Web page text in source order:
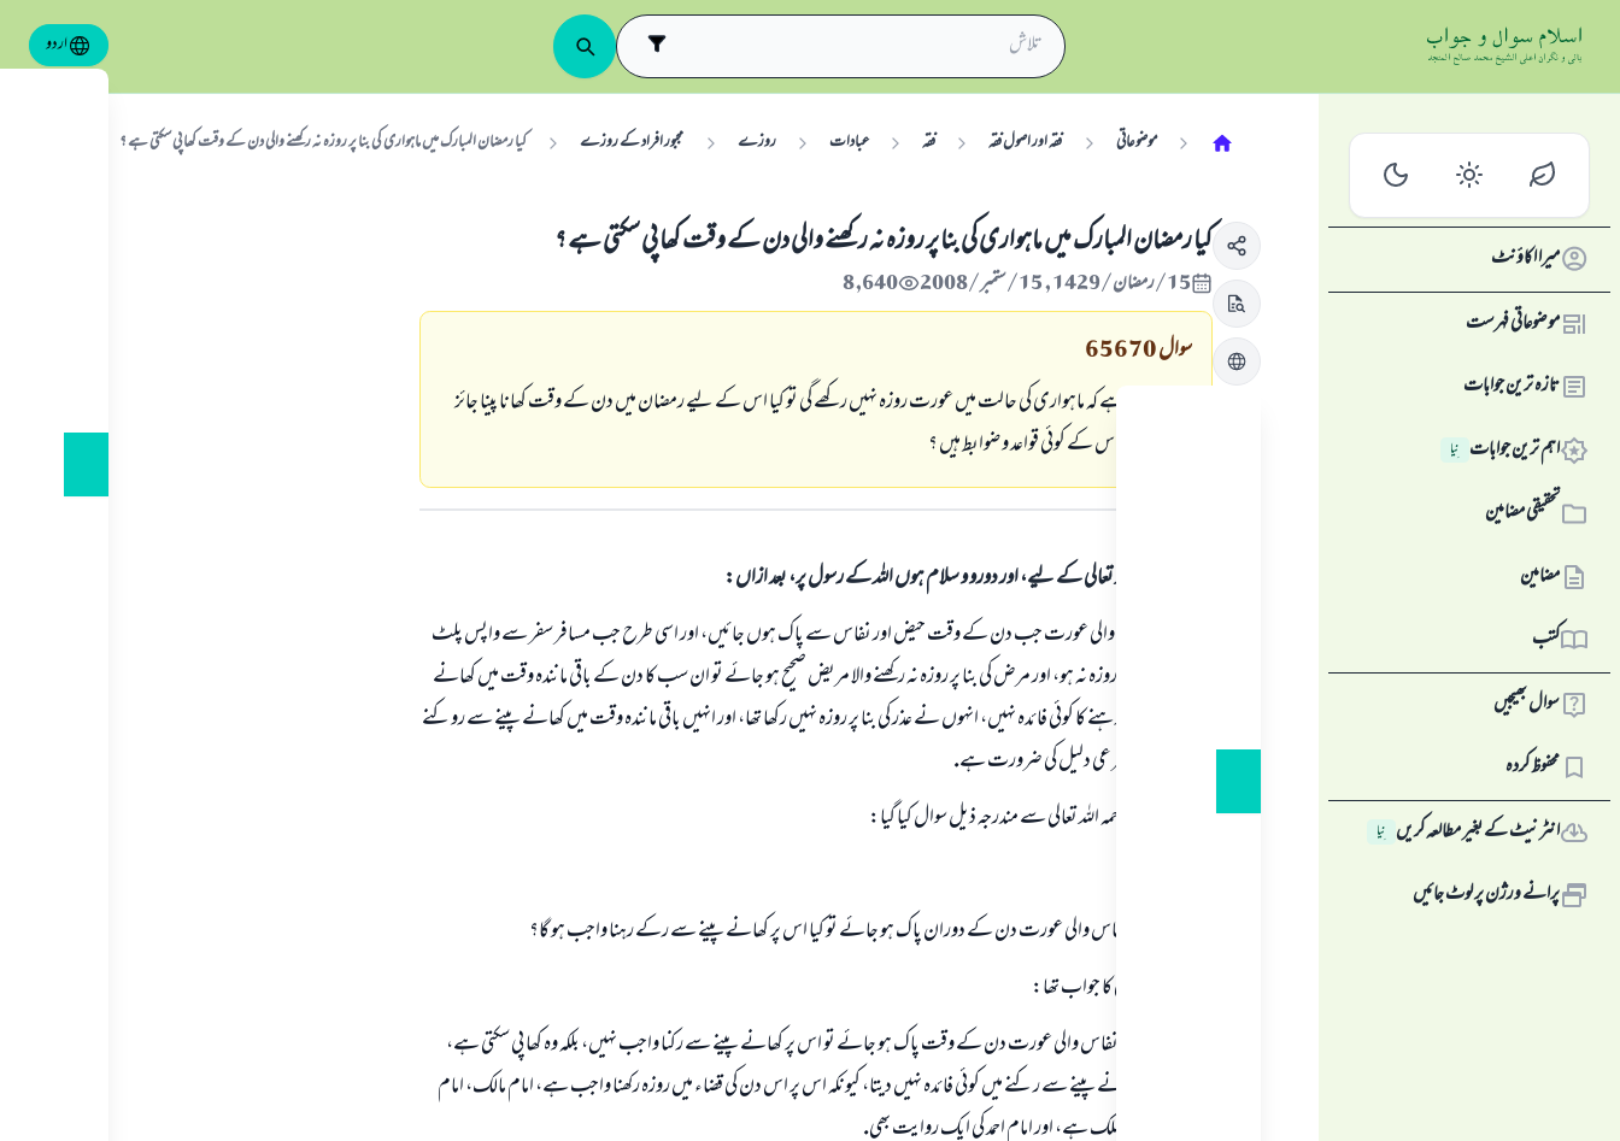
اردو
میرا اکاؤنٹ
موضوعاتی فہرست
تازہ ترین جوابات
اہم ترین جوابات نِیا
تحقیقی مضامین
مضامین
کتب
سوال بھیجیں
محفوظ کردہ
انٹرنیٹ کے بغیر مطالعہ کریں نِیا
پرانے ورژن پر لوٹ جائیں
موضوعاتی فقہ اور اصول فقہ فقہ عبادات روزے مجبور افراد کے روزے كيا رمضان المبارك ميں ماہوارى كى بنا پر روزہ نہ ركھنے والى دن كے وقت كھا پى سكتى ہے ؟
كيا رمضان المبارك ميں ماہوارى كى بنا پر روزہ نہ ركھنے والى دن كے وقت كھا پى سكتى ہے ؟
15/رمضان/1429 , 15/ستمبر/2008 8,640
سوال65670
يہ تو معلوم ہے كہ ماہوارى كى حالت ميں عورت روزہ نہيں ركھے گى تو كيا اس كے ليے رمضان ميں دن كے وقت كھانا پينا جائز
ہے، اور كيا اس كے كوئى قواعد و ضوابط ہيں ؟
ہمہ قسم کی حمد اللہ تعالی کے لیے، اور دورو و سلام ہوں اللہ کے رسول پر، بعد ازاں:
حائضہ اور نفاس والى عورت جب دن كے وقت حيض اور نفاس سے پاك ہوں جائيں، اور اسى طرح جب مسافر سفر سے واپس پلٹ
آئے اور اس كا روزہ نہ ہو، اور مرض كى بنا پر روزہ نہ ركھنے والا مريض صحيح ہو جائے تو ان سب كا دن كے باقى مانندہ وقت ميں كھانے
پينے سے ركے رہنے كا كوئى فائدہ نہيں، انہوں نے عذر كى بنا پر روزہ نہيں ركھا تھا، اور انہيں باقى مانندہ وقت ميں كھانے پينے سے روكنے
كے ليے كسى شرعى دليل كى ضرورت ہے.
شيخ ابن عثيمين رحمہ اللہ تعالى سے مندرجہ ذيل سوال كيا گيا:
جب حائض يا نفاس والى عورت دن كے دوران پاك ہو جائے تو كيا اس پر كھانے پينے سے ركے رہنا واجب ہو گا؟
شيخ رحمہ اللہ تعالى كا جواب تھا:
" جب حائض يا نفاس والى عورت دن كے وقت پاك ہو جائے تو اس پر كھانے پينے سے ركنا واجب نہيں، بلكہ وہ كھا پى سكتى ہے،
كيونكہ اس كا كھانے پينے سے ركنے ميں كوئى فائدہ نہيں ديتا، كيونكہ اس پر اس دن كى قضاء ميں روزہ ركھنا واجب ہے، امام مالك، امام
شافعى، كا يہى مسلك ہے، اور امام احمد كى ايك روايت بھى.